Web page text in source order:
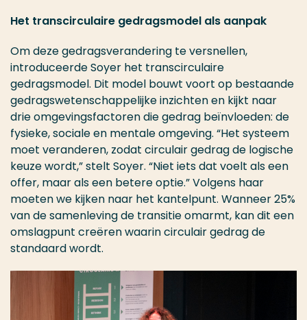
Het transcirculaire gedragsmodel als aanpak
Om deze gedragsverandering te versnellen,
introduceerde Soyer het transcirculaire
gedragsmodel. Dit model bouwt voort op bestaande
gedragswetenschappelijke inzichten en kijkt naar
drie omgevingsfactoren die gedrag beïnvloeden: de
fysieke, sociale en mentale omgeving. “Het systeem
moet veranderen, zodat circulair gedrag de logische
keuze wordt,” stelt Soyer. “Niet iets dat voelt als een
offer, maar als een betere optie.” Volgens haar
moeten we kijken naar het kantelpunt. Wanneer 25%
van de samenleving de transitie omarmt, kan dit een
omslagpunt creëren waarin circulair gedrag de
standaard wordt.